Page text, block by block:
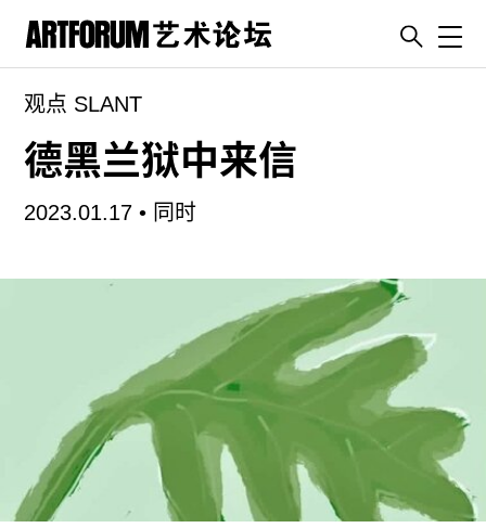
artguide
新闻
展评
杂志
ART & EDUCATION
订阅
往期内容
观点 SLANT
德黑兰狱中来信
2023.01.17 • 同时